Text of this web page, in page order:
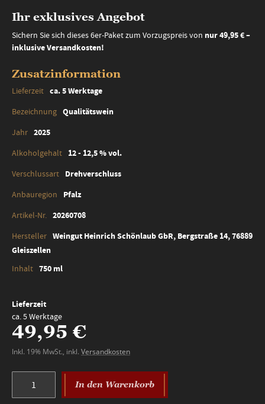
Ihr exklusives Angebot
Sichern Sie sich dieses 6er-Paket zum Vorzugspreis von nur 49,95 € –
inklusive Versandkosten!
Zusatzinformation
Zusatzinformationca. 5 Werktage
Qualitätswein
2025
12 - 12,5 % vol.
Drehverschluss
Pfalz
20260708
Weingut Heinrich Schönlaub GbR, Bergstraße 14, 76889
Gleiszellen
750 ml
Lieferzeit
ca. 5 Werktage
49,95 €
Inkl. 19% MwSt., inkl. Versandkosten
In den Warenkorb